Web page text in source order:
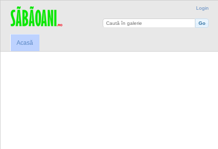
Login
Acasă